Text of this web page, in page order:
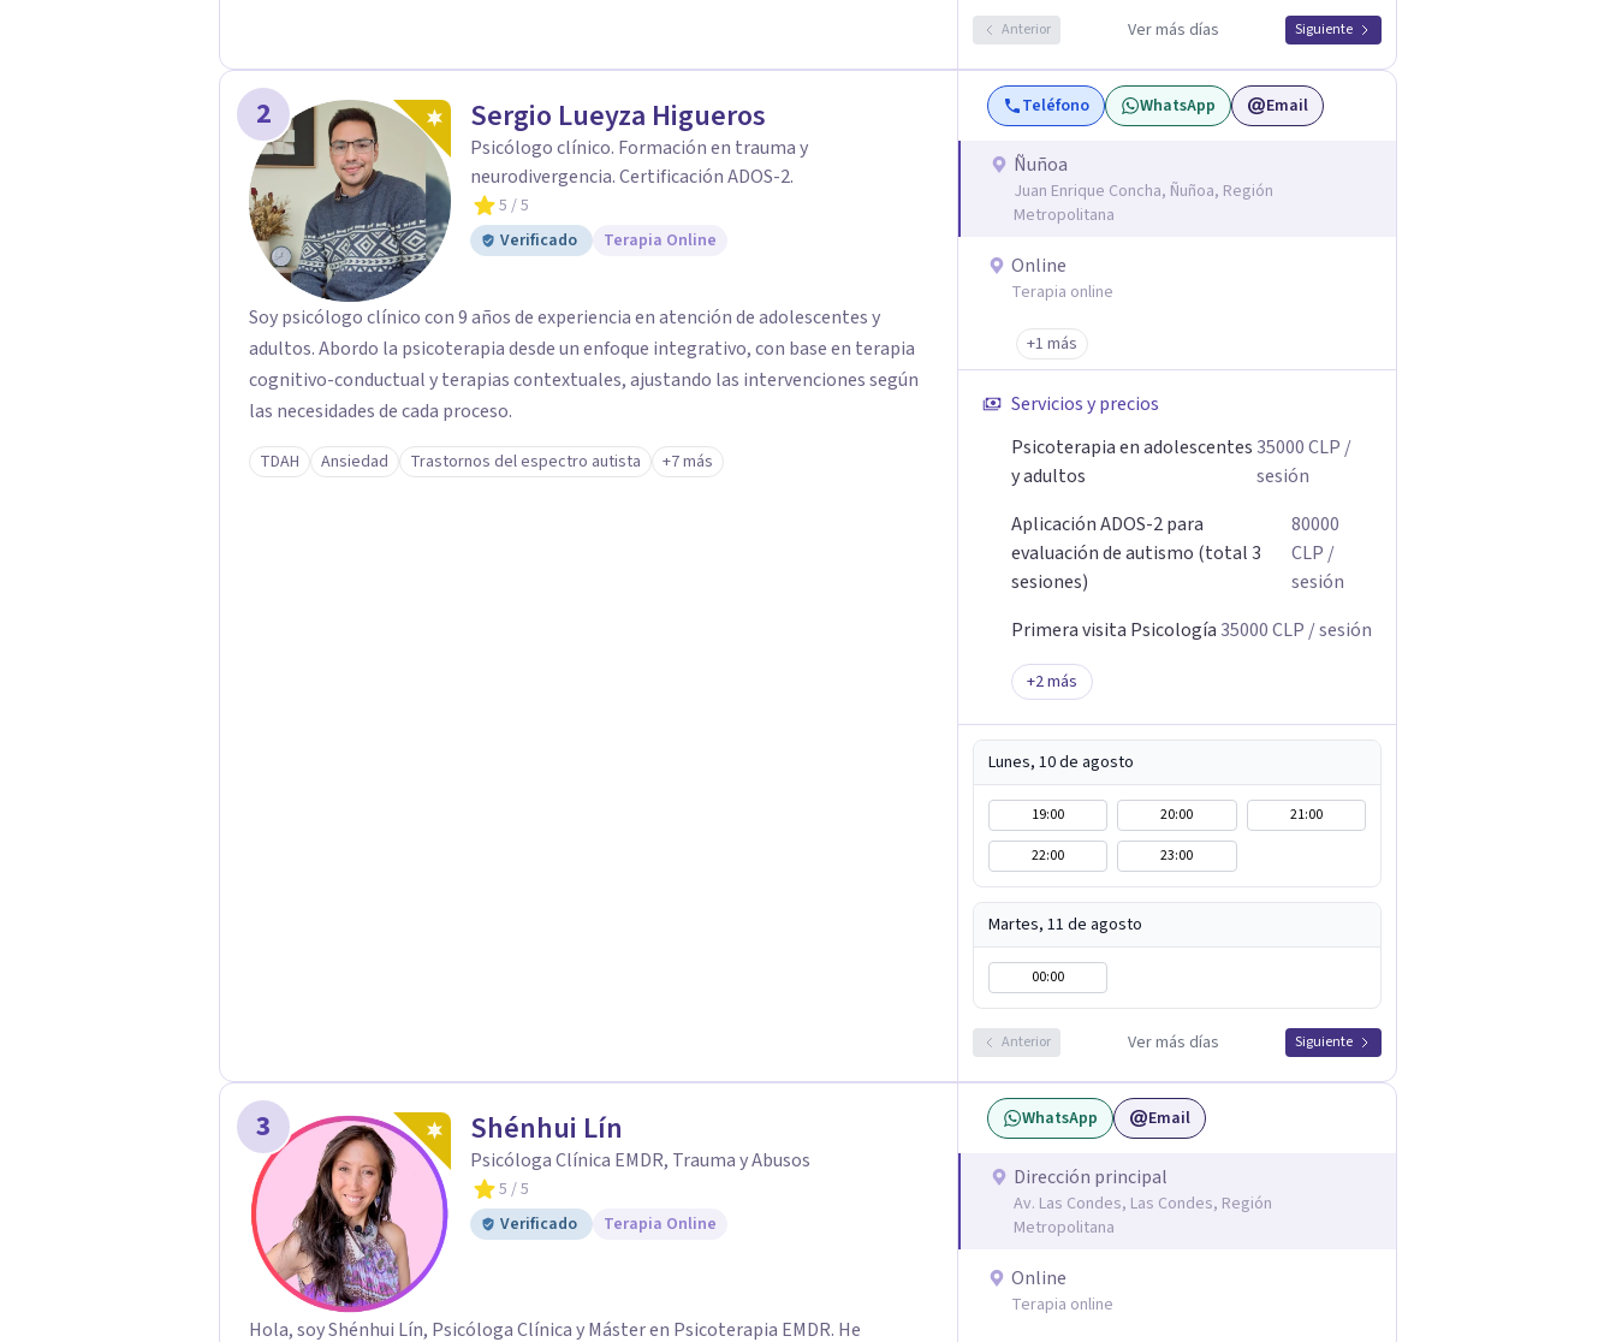
Anterior Ver más días Siguiente
2 Sergio Lueyza Higueros
Psicólogo clínico. Formación en trauma y
neurodivergencia. Certificación ADOS-2.
5 / 5
Verificado
Terapia Online
Soy psicólogo clínico con 9 años de experiencia en atención de adolescentes y
adultos. Abordo la psicoterapia desde un enfoque integrativo, con base en terapia
cognitivo-conductual y terapias contextuales, ajustando las intervenciones según
las necesidades de cada proceso.
TDAH Ansiedad Trastornos del espectro autista +7 más
Teléfono WhatsApp Email
Ñuñoa
Juan Enrique Concha, Ñuñoa, Región
Metropolitana
Online
Terapia online
+1 más
Servicios y precios
Psicoterapia en adolescentes
y adultos
35000CLP /
sesión
Aplicación ADOS-2 para
evaluación de autismo (total 3
sesiones)
80000
CLP /
sesión
Primera visita Psicología35000CLP / sesión
+2más
Lunes, 10 de agosto
19:00 20:00
21:00
22:00
23:00
Martes, 11 de agosto
00:00
Anterior Ver más días Siguiente
3 Shénhui Lín
Psicóloga Clínica EMDR, Trauma y Abusos
5 / 5
Verificado
Terapia Online
Hola, soy Shénhui Lín, Psicóloga Clínica y Máster en Psicoterapia EMDR. He
WhatsApp Email
Dirección principal
Av. Las Condes, Las Condes, Región
Metropolitana
Online
Terapia online